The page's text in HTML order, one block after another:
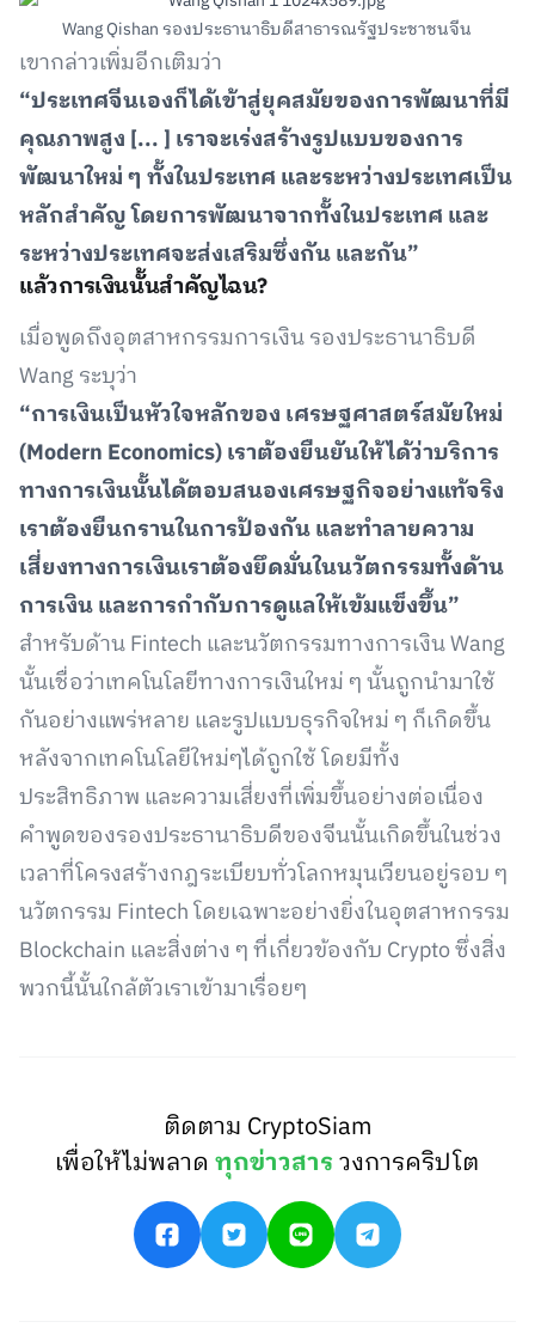
Wang Qishan รองประธานาธิบดีสาธารณรัฐประชาชนจีน
เขากล่าวเพิ่มอีกเติมว่า
“ประเทศจีนเองก็ได้เข้าสู่ยุคสมัยของการพัฒนาที่มี
คุณภาพสูง [... ] เราจะเร่งสร้างรูปแบบของการ
พัฒนาใหม่ ๆ ทั้งในประเทศ และระหว่างประเทศเป็น
หลักสำคัญ โดยการพัฒนาจากทั้งในประเทศ และ
ระหว่างประเทศจะส่งเสริมซึ่งกัน และกัน”
แล้วการเงินนั้นสำคัญไฉน?
เมื่อพูดถึงอุตสาหกรรมการเงิน รองประธานาธิบดี
Wang ระบุว่า
“การเงินเป็นหัวใจหลักของ เศรษฐศาสตร์สมัยใหม่
(Modern Economics) เราต้องยืนยันให้ได้ว่าบริการ
ทางการเงินนั้นได้ตอบสนองเศรษฐกิจอย่างแท้จริง
เราต้องยืนกรานในการป้องกัน และทำลายความ
เสี่ยงทางการเงินเราต้องยึดมั่นในนวัตกรรมทั้งด้าน
การเงิน และการกำกับการดูแลให้เข้มแข็งขึ้น”
สำหรับด้าน Fintech และนวัตกรรมทางการเงิน Wang
นั้นเชื่อว่าเทคโนโลยีทางการเงินใหม่ ๆ นั้นถูกนำมาใช้
กันอย่างแพร่หลาย และรูปแบบธุรกิจใหม่ ๆ ก็เกิดขึ้น
หลังจากเทคโนโลยีใหม่ๆได้ถูกใช้ โดยมีทั้ง
ประสิทธิภาพ และความเสี่ยงที่เพิ่มขึ้นอย่างต่อเนื่อง
คำพูดของรองประธานาธิบดีของจีนนั้นเกิดขึ้นในช่วง
เวลาที่โครงสร้างกฎระเบียบทั่วโลกหมุนเวียนอยู่รอบ ๆ
นวัตกรรม Fintech โดยเฉพาะอย่างยิ่งในอุตสาหกรรม
Blockchain และสิ่งต่าง ๆ ที่เกี่ยวข้องกับ Crypto ซึ่งสิ่ง
พวกนี้นั้นใกล้ตัวเราเข้ามาเรื่อยๆ
ติดตาม CryptoSiam
เพื่อให้ไม่พลาดทุกข่าวสารวงการคริปโต